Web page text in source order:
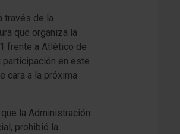
través de la
que organiza la
frente a Atlético de
participación en este
cara a la próxima
la Administración
prohibió la